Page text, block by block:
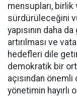
mensupları,
sürdürüleceğini
yapısının daha
artırılması ve
hedefleri dile
demokratik bir
açısından
yönetimin hayırlı